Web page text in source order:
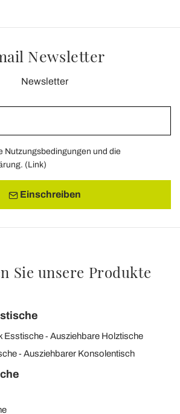
Newsletter
Newsletter
Nutzungsbedingungen und die
(Link)
Einschreiben
Sie unsere Produkte
Esstische
Ausziehbare Holztische
Ausziehbarer Konsolentisch